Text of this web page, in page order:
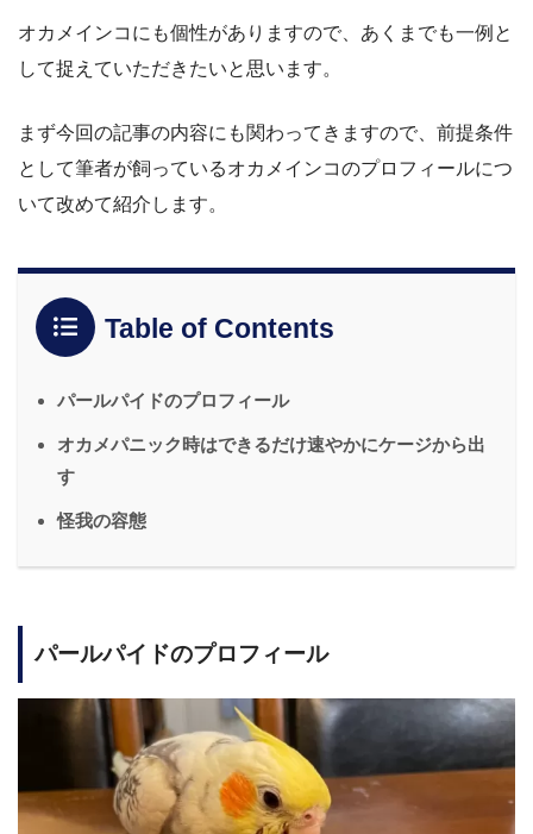
オカメインコにも個性がありますので、あくまでも一例と
して捉えていただきたいと思います。
まず今回の記事の内容にも関わってきますので、前提条件
として筆者が飼っているオカメインコのプロフィールにつ
いて改めて紹介します。
Table of Contents
パールパイドのプロフィール
オカメパニック時はできるだけ速やかにケージから出
す
怪我の容態
パールパイドのプロフィール